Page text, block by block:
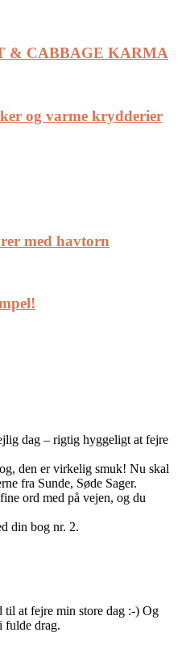
& CABBAGE KARMA
og varme krydderier
med havtorn
dag – rigtig hyggeligt at fejre
den er virkelig smuk! Nu skal
fra Sunde, Søde Sager.
ord med på vejen, og du
din bog nr. 2.
at fejre min store dag :-) Og
fulde drag.